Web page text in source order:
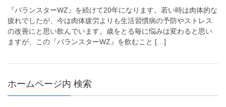
『バランスターWZ』を続けて20年になります。若い時は肉体的な
疲れでしたが、今は肉体疲労よりも生活習慣病の予防やストレス
の改善にと思い飲んでいます。歳をとる毎に悩みは変わると思い
ますが、この『バランスターWZ』を飲むこと […]
ホームページ内 検索